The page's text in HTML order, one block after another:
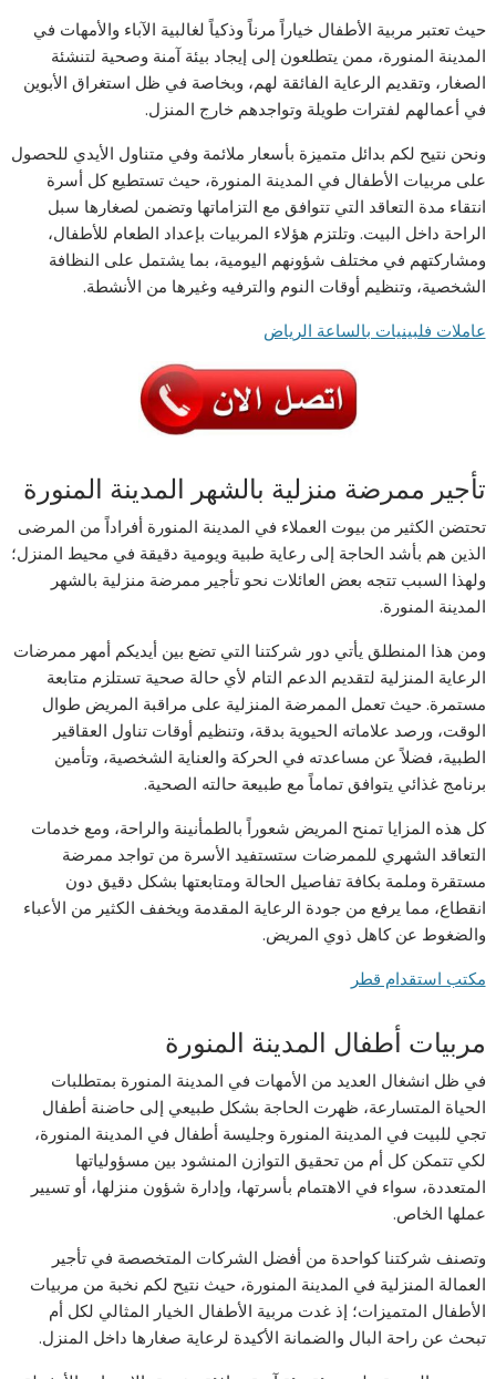
حيث تعتبر مربية الأطفال خياراً مرناً وذكياً لغالبية الآباء والأمهات في
المدينة المنورة، ممن يتطلعون إلى إيجاد بيئة آمنة وصحية لتنشئة
الصغار، وتقديم الرعاية الفائقة لهم، وبخاصة في ظل استغراق الأبوين
في أعمالهم لفترات طويلة وتواجدهم خارج المنزل.
ونحن نتيح لكم بدائل متميزة بأسعار ملائمة وفي متناول الأيدي للحصول
على مربيات الأطفال في المدينة المنورة، حيث تستطيع كل أسرة
انتقاء مدة التعاقد التي تتوافق مع التزاماتها وتضمن لصغارها سبل
الراحة داخل البيت. وتلتزم هؤلاء المربيات بإعداد الطعام للأطفال،
ومشاركتهم في مختلف شؤونهم اليومية، بما يشتمل على النظافة
الشخصية، وتنظيم أوقات النوم والترفيه وغيرها من الأنشطة.
عاملات فلبينيات بالساعة الرياض
تأجير ممرضة منزلية بالشهر المدينة المنورة
تحتضن الكثير من بيوت العملاء في المدينة المنورة أفراداً من المرضى
الذين هم بأشد الحاجة إلى رعاية طبية ويومية دقيقة في محيط المنزل؛
ولهذا السبب تتجه بعض العائلات نحو تأجير ممرضة منزلية بالشهر
المدينة المنورة.
ومن هذا المنطلق يأتي دور شركتنا التي تضع بين أيديكم أمهر ممرضات
الرعاية المنزلية لتقديم الدعم التام لأي حالة صحية تستلزم متابعة
مستمرة. حيث تعمل الممرضة المنزلية على مراقبة المريض طوال
الوقت، ورصد علاماته الحيوية بدقة، وتنظيم أوقات تناول العقاقير
الطبية، فضلاً عن مساعدته في الحركة والعناية الشخصية، وتأمين
برنامج غذائي يتوافق تماماً مع طبيعة حالته الصحية.
كل هذه المزايا تمنح المريض شعوراً بالطمأنينة والراحة، ومع خدمات
التعاقد الشهري للممرضات ستستفيد الأسرة من تواجد ممرضة
مستقرة وملمة بكافة تفاصيل الحالة ومتابعتها بشكل دقيق دون
انقطاع، مما يرفع من جودة الرعاية المقدمة ويخفف الكثير من الأعباء
والضغوط عن كاهل ذوي المريض.
مكتب استقدام قطر
مربيات أطفال المدينة المنورة
في ظل انشغال العديد من الأمهات في المدينة المنورة بمتطلبات
الحياة المتسارعة، ظهرت الحاجة بشكل طبيعي إلى حاضنة أطفال
تجي للبيت في المدينة المنورة وجليسة أطفال في المدينة المنورة،
لكي تتمكن كل أم من تحقيق التوازن المنشود بين مسؤولياتها
المتعددة، سواء في الاهتمام بأسرتها، وإدارة شؤون منزلها، أو تسيير
عملها الخاص.
وتصنف شركتنا كواحدة من أفضل الشركات المتخصصة في تأجير
العمالة المنزلية في المدينة المنورة، حيث نتيح لكم نخبة من مربيات
الأطفال المتميزات؛ إذ غدت مربية الأطفال الخيار المثالي لكل أم
تبحث عن راحة البال والضمانة الأكيدة لرعاية صغارها داخل المنزل.